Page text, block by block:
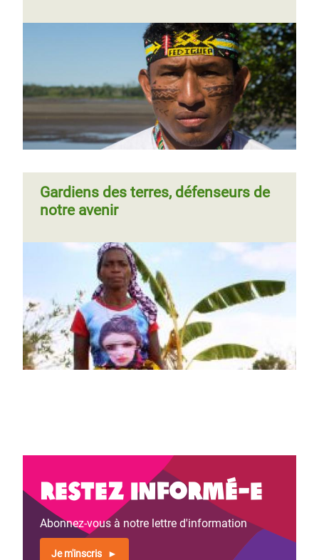
Gardiens des terres, défenseurs de
notre avenir
Restez informé-e
Abonnez-vous à notre lettre d'information
Je m'inscris